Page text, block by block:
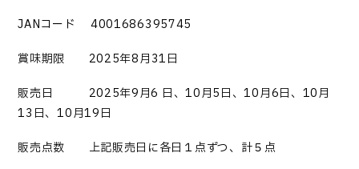
JANコード 4001686395745
賞味期限 2025年8月31日
販売日 2025年9月6 日、10月5日、10月6日、10月
13日、10月19日
販売点数 上記販売日に各日１点ずつ、計５点